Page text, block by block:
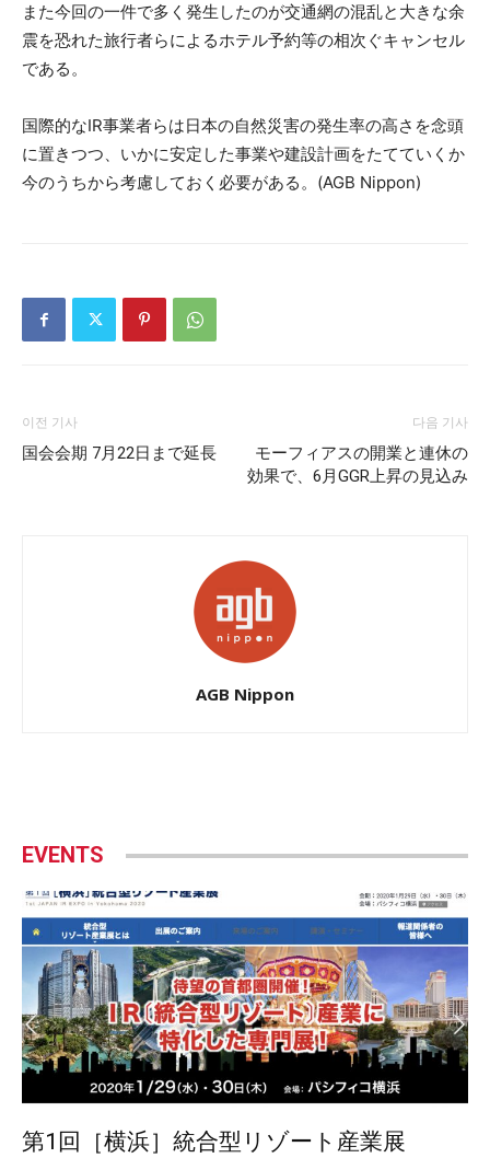
また今回の一件で多く発生したのが交通網の混乱と大きな余
震を恐れた旅行者らによるホテル予約等の相次ぐキャンセル
である。
国際的なIR事業者らは日本の自然災害の発生率の高さを念頭
に置きつつ、いかに安定した事業や建設計画をたてていくか
今のうちから考慮しておく必要がある。(AGB Nippon)
이전 기사
国会会期 7月22日まで延長
다음 기사
モーフィアスの開業と連休の
効果で、6月GGR上昇の見込み
AGB Nippon
EVENTS
第1回［横浜］統合型リゾート産業展